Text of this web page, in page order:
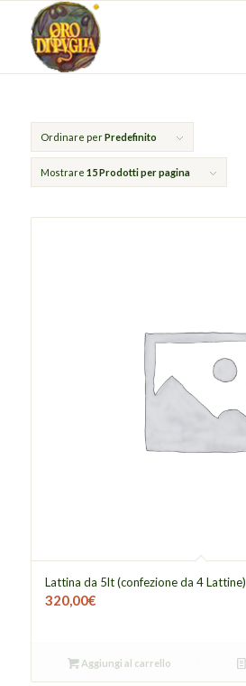
Ordinare perPredefinito
Mostrare 15 Prodotti per pagina
Lattina da 5lt (confezione da 4 Lattine)
320,00€
Aggiungi al carrello